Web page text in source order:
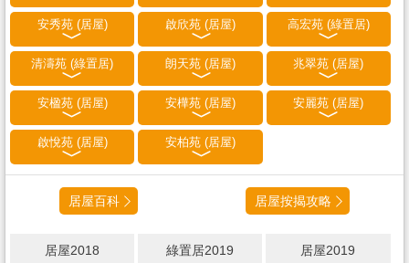
安秀苑 (居屋) 啟欣苑 (居屋) 高宏苑 (綠置居)
清濤苑 (綠置居) 朗天苑 (居屋) 兆翠苑 (居屋)
安楹苑 (居屋) 安樺苑 (居屋) 安麗苑 (居屋)
啟悅苑 (居屋) 安柏苑 (居屋)
居屋百科 居屋按揭攻略
居屋2018 綠置居2019 居屋2019